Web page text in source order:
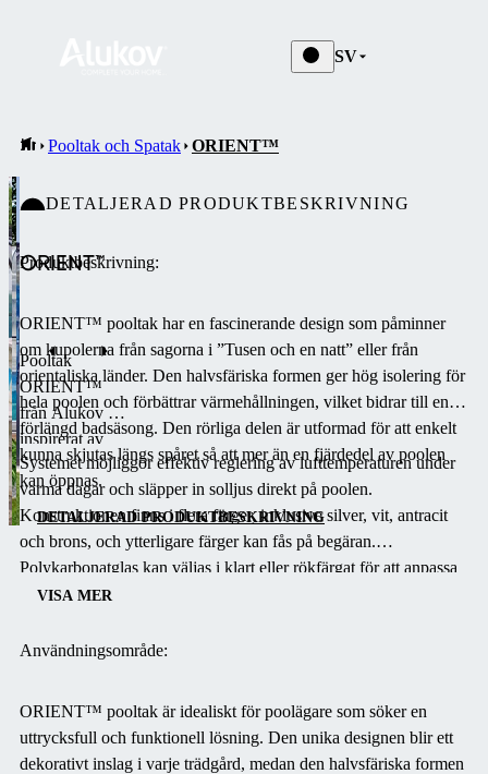
SV
Pooltak och Spatak ORIENT™
ORIENT™
Pooltak
ORIENT™
från Alukov är
inspirerat av
orientalisk
arkitektur och
har en
halvsfärisk
form som ger
utmärkt
Den skjutbara
enkel åtkomst
till över en
DETALJERAD PRODUKTBESKRIVNING
DETALJERAD PRODUKTBESKRIVNING
Produktbeskrivning:
ORIENT™ pooltak har en fascinerande design som påminner
om kupolerna från sagorna i ”Tusen och en natt” eller från
orientaliska länder. Den halvsfäriska formen ger hög isolering för
hela poolen och förbättrar värmehållningen, vilket bidrar till en
förlängd badsäsong. Den rörliga delen är utformad för att enkelt
kunna skjutas längs spåret så att mer än en fjärdedel av poolen
kan öppnas.
Systemet möjliggör effektiv reglering av lufttemperaturen under
varma dagar och släpper in solljus direkt på poolen.
Konstruktionen finns i flera färger, inklusive silver, vit, antracit
och brons, och ytterligare färger kan fås på begäran.
Polykarbonatglas kan väljas i klart eller rökfärgat för att anpassa
utseendet efter dina preferenser och omgivningen. Spårfärgen
VISA MER
Användningsområde:
ORIENT™ pooltak är idealiskt för poolägare som söker en
uttrycksfull och funktionell lösning. Den unika designen blir ett
dekorativt inslag i varje trädgård, medan den halvsfäriska formen